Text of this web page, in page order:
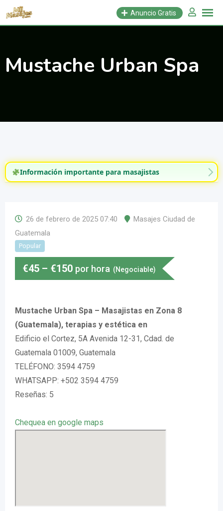
Saltar
Anuncio Gratis
Mustache Urban Spa
Información importante para masajistas
26 de febrero de 2025 07:40
Masajes Ciudad de
Guatemala
Popular
€45 – €150 por hora (Negociable)
Mustache Urban Spa – Masajistas en Zona 8
(Guatemala), terapias y estética en
Edificio el Cortez, 5A Avenida 12-31, Cdad. de
Guatemala 01009, Guatemala
TELÉFONO: 3594 4759
WHATSAPP: +502 3594 4759
Reseñas: 5
Chequea en google maps